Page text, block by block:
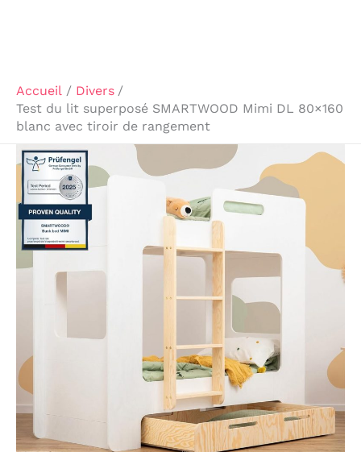
Accueil
Divers
Test du lit superposé SMARTWOOD Mimi DL 80×160
blanc avec tiroir de rangement